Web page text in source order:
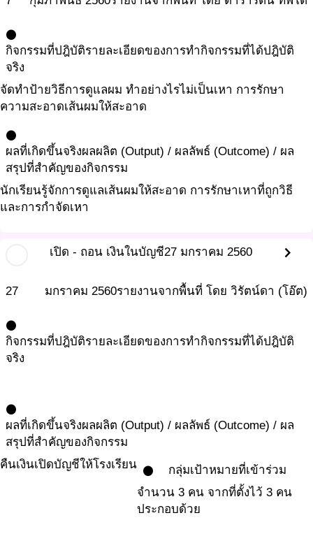
circle
กิจกรรมที่ปฎิบัติรายละเอียดของการทำกิจกรรมที่ได้ปฎิบัติ
จริง
จัดทำป้ายวิธีการดูแลผม ทำอย่างไรไม่เป็นเหา การรักษา
ความสะอาดเส้นผมให้สะอาด
circle
ผลที่เกิดขึ้นจริงผลผลิต (Output) / ผลลัพธ์ (Outcome) / ผล
สรุปที่สำคัญของกิจกรรม
นักเรียนรู้จักการดูแลเส้นผมให้สะอาด การรักษาเหาที่ถูกวิธี
และการกำจัดเหา
เปิด - ถอน เงินในบัญชี27 มกราคม 2560 chevron_right
27 มกราคม 2560รายงานจากพื้นที่ โดย วิรัตน์ดา (โอ๊ต)
circle
กิจกรรมที่ปฎิบัติรายละเอียดของการทำกิจกรรมที่ได้ปฎิบัติ
จริง
circle
ผลที่เกิดขึ้นจริงผลผลิต (Output) / ผลลัพธ์ (Outcome) / ผล
สรุปที่สำคัญของกิจกรรม
คืนเงินเปิดบัญชีให้โรงเรียน circle
กลุ่มเป้าหมายที่เข้าร่วม
จำนวน 3 คน จากที่ตั้งไว้ 3 คน
ประกอบด้วย